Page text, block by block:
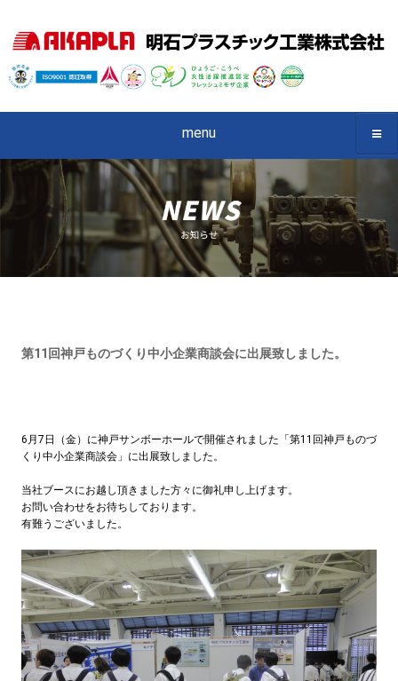
menu
第11回神戸ものづくり中小企業商談会に出展致しました。
6月7日（金）に神戸サンボーホールで開催されました「第11回神戸ものづ
くり中小企業商談会」に出展致しました。
当社ブースにお越し頂きました方々に御礼申し上げます。
お問い合わせをお待ちしております。
有難うございました。